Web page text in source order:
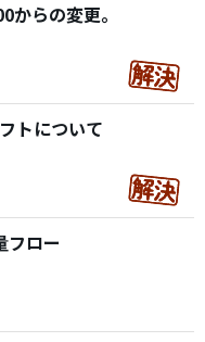
からの変更。
トについて
フロー